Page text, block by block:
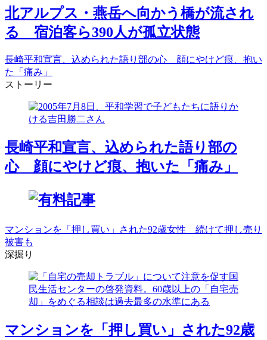
北アルプス・燕岳へ向かう橋が流され
る 宿泊客ら390人が孤立状態
長崎平和宣言、込められた語り部の心 顔にやけど痕、抱い
た「痛み」
ストーリー
長崎平和宣言、込められた語り部の
心 顔にやけど痕、抱いた「痛み」
マンションを「押し買い」された92歳女性 続けて押し売り
被害も
深掘り
マンションを「押し買い」された92歳